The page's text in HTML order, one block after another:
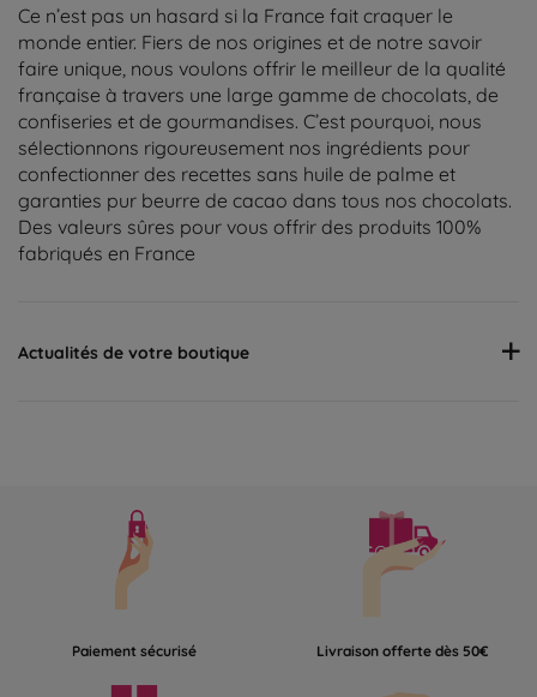
Ce n’est pas un hasard si la France fait craquer le
monde entier. Fiers de nos origines et de notre savoir
faire unique, nous voulons offrir le meilleur de la qualité
française à travers une large gamme de chocolats, de
confiseries et de gourmandises. C’est pourquoi, nous
sélectionnons rigoureusement nos ingrédients pour
confectionner des recettes sans huile de palme et
garanties pur beurre de cacao dans tous nos chocolats.
Des valeurs sûres pour vous offrir des produits 100%
fabriqués en France
Actualités de votre boutique
Paiement sécurisé Livraison offerte dès 50€